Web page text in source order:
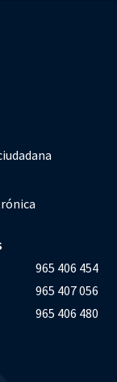
965 406 454
965 407 056
965 406 480